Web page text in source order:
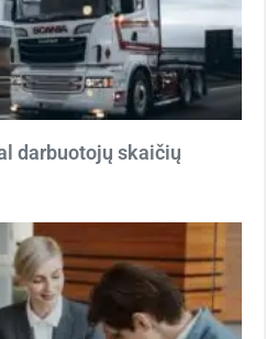
darbuotojų skaičių